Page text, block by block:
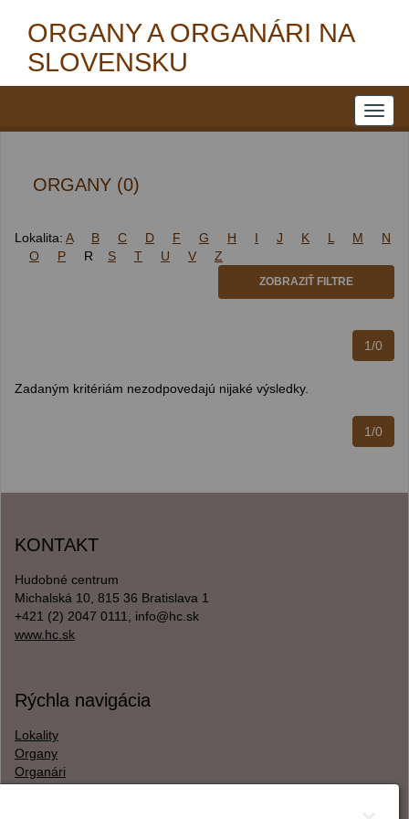
ORGANY A ORGANÁRI NA
SLOVENSKU
ORGANY (0)
Lokalita: A B C D F G H I J K L M
N
O
P R S T U V Z
ZOBRAZIŤ FILTRE
1/0
Zadaným kritériám nezodpovedajú nijaké výsledky.
1/0
KONTAKT
Hudobné centrum
Michalská 10, 815 36 Bratislava 1
+421 (2) 2047 0111, info@hc.sk
www.hc.sk
Rýchla navigácia
Lokality
Organy
Organári